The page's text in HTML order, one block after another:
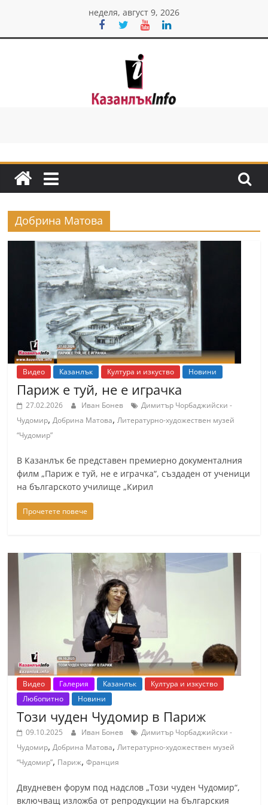
content
неделя, август 9, 2026
Казанлък
Н
в
и
н
и
о
т
К
а
з
а
н
л
ъ
б
л
с
т
а
г
о
р
а
–
k
a
z
a
Добрина Матова
Видео Казанлък Култура и изкуство Новини
Париж е туй, не е играчка
27.02.2026 Иван Бонев
Димитър Чорбаджийски -
Чудомир,Добрина Матова,Литературно-художествен музей
“Чудомир”
В Казанлък бе представен премиерно документалния
филм „Париж е туй, не е играчка“, създаден от ученици
на българското училище „Кирил
Прочетете повече
Видео Галерия Казанлък
Култура и изкуство
Любопитно
Новини
Този чуден Чудомир в Париж
09.10.2025 Иван Бонев
Димитър Чорбаджийски -
Чудомир,Добрина Матова,Литературно-художествен музей
“Чудомир”, Париж,Франция
Двудневен форум под надслов „Този чуден Чудомир“,
включващ изложба от репродукции на българския